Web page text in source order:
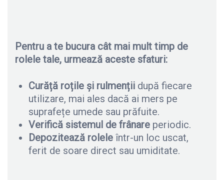
Pentru a te bucura cât mai mult timp de
rolele tale, urmează aceste sfaturi:
Curăță roțile și rulmenții după fiecare
utilizare, mai ales dacă ai mers pe
suprafețe umede sau prăfuite.
Verifică sistemul de frânare periodic.
Depozitează rolele într-un loc uscat,
ferit de soare direct sau umiditate.